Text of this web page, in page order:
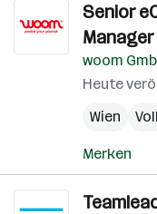
Senior
Manager
woom
Heute
Wien
Merken